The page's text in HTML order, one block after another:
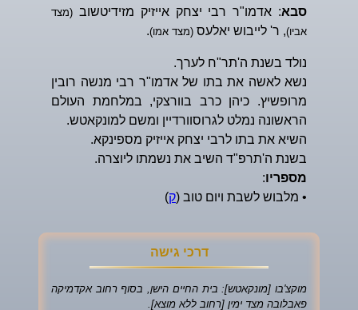
סבא: אדמו"ר רבי יצחק אייזיק מזידיטשוב (מצד
אביו), ר' לייבוש יאלעס (מצד אמו).
נולד בשנת ה'תר"ח לערך.
נשא לאשה את בתו של אדמו"ר רבי מנשה רובין
מרופשיץ. כיהן כרב בוורצקי, במלחמת העולם
הראשונה נמלט לגרוסוורדיין ומשם למונקאטש.
השיא את בתו לרבי יצחק אייזיק מספינקא.
בשנת ה'תרפ"ד השיב את נשמתו ליוצרה.
מספריו:
• מלבוש לשבת ויום טוב (ק)
דרכי גישה
מוקצ'בו [מונקאטש]: בית החיים הישן, בסוף רחוב אקדמיקה
פאבלובה מצד ימין [רחוב ללא מוצא].